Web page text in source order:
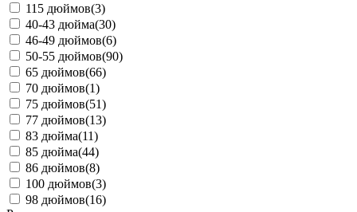
115 дюймов(3)
40-43 дюйма(30)
46-49 дюймов(6)
50-55 дюймов(90)
65 дюймов(66)
70 дюймов(1)
75 дюймов(51)
77 дюймов(13)
83 дюйма(11)
85 дюйма(44)
86 дюймов(8)
100 дюймов(3)
98 дюймов(16)